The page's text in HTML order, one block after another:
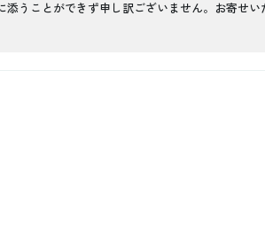
うことができず申し訳ございません。お寄せ